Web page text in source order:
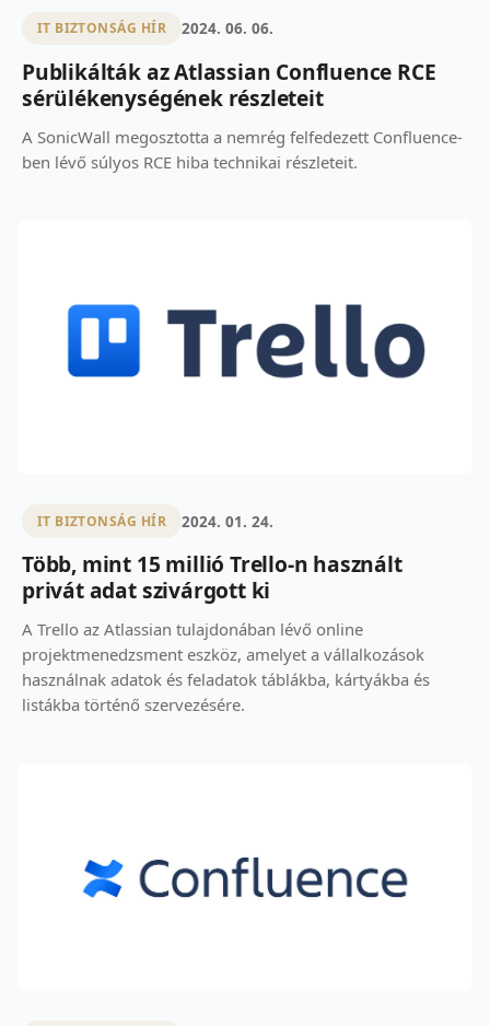
IT BIZTONSÁG HÍR 2024. 06. 06.
Publikálták az Atlassian Confluence RCE
sérülékenységének részleteit
A SonicWall megosztotta a nemrég felfedezett Confluence-
ben lévő súlyos RCE hiba technikai részleteit.
IT BIZTONSÁG HÍR 2024. 01. 24.
Több, mint 15 millió Trello-n használt
privát adat szivárgott ki
A Trello az Atlassian tulajdonában lévő online
projektmenedzsment eszköz, amelyet a vállalkozások
használnak adatok és feladatok táblákba, kártyákba és
listákba történő szervezésére.